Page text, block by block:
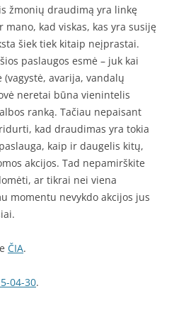
žmonių draudimą yra linkę
kad viskas, kas yra susiję
šiek tiek kitaip neįprastai.
paslaugos esmė – juk kai
avarija, vandalų
neretai būna vienintelis
ranką. Tačiau nepaisant
kad draudimas yra tokia
kaip ir daugelis kitų,
akcijos. Tad nepamirškite
ar tikrai nei viena
momentu nevykdo akcijos jus
ČIA.
04-30.